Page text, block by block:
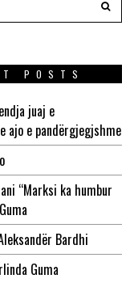
POSTS
juaj e
ajo e pandërgjegjshme
“Marksi ka humbur
Bardhi
Guma